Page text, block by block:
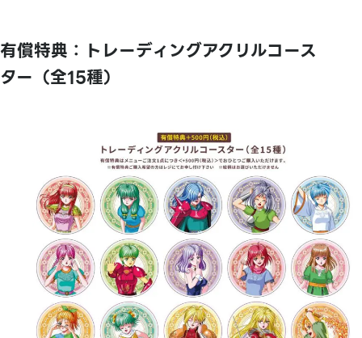
有償特典：トレーディングアクリルコース
ター（全15種）